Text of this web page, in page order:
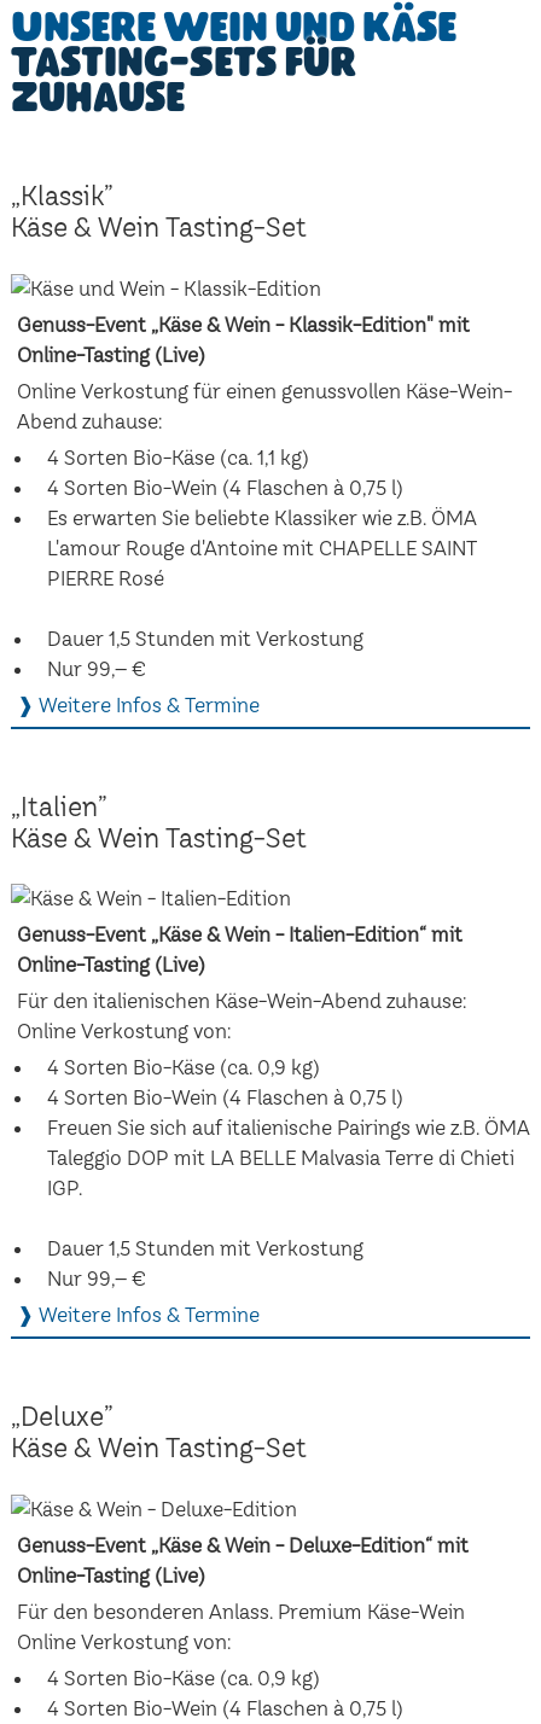
Unsere Wein und Käse
Tasting-Sets für
Zuhause
„Klassik”
Käse & Wein Tasting-Set
Genuss-Event „Käse & Wein - Klassik-Edition" mit
Online-Tasting (Live)
Online Verkostung für einen genussvollen Käse-Wein-
Abend zuhause:
4 Sorten Bio-Käse (ca. 1,1 kg)
4 Sorten Bio-Wein (4 Flaschen à 0,75 l)
Es erwarten Sie beliebte Klassiker wie z.B. ÖMA
L'amour Rouge d'Antoine mit CHAPELLE SAINT
PIERRE Rosé
Dauer 1,5 Stunden mit Verkostung
Nur 99,– €
❱ Weitere Infos & Termine
„Italien”
Käse & Wein Tasting-Set
Genuss-Event „Käse & Wein - Italien-Edition“ mit
Online-Tasting (Live)
Für den italienischen Käse-Wein-Abend zuhause:
Online Verkostung von:
4 Sorten Bio-Käse (ca. 0,9 kg)
4 Sorten Bio-Wein (4 Flaschen à 0,75 l)
Freuen Sie sich auf italienische Pairings wie z.B. ÖMA
Taleggio DOP mit LA BELLE Malvasia Terre di Chieti
IGP.
Dauer 1,5 Stunden mit Verkostung
Nur 99,– €
❱ Weitere Infos & Termine
„Deluxe”
Käse & Wein Tasting-Set
Genuss-Event „Käse & Wein - Deluxe-Edition“ mit
Online-Tasting (Live)
Für den besonderen Anlass. Premium Käse-Wein
Online Verkostung von:
4 Sorten Bio-Käse (ca. 0,9 kg)
4 Sorten Bio-Wein (4 Flaschen à 0,75 l)